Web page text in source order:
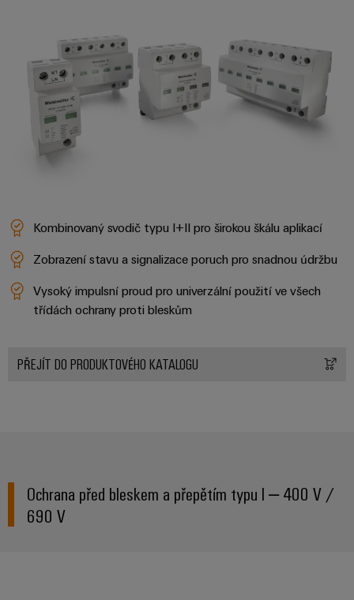
Kombinovaný svodič typu I+II pro širokou škálu aplikací
Zobrazení stavu a signalizace poruch pro snadnou údržbu
Vysoký impulsní proud pro univerzální použití ve všech
třídách ochrany proti bleskům
PŘEJÍT DO PRODUKTOVÉHO KATALOGU
Ochrana před bleskem a přepětím typu I – 400 V /
690 V